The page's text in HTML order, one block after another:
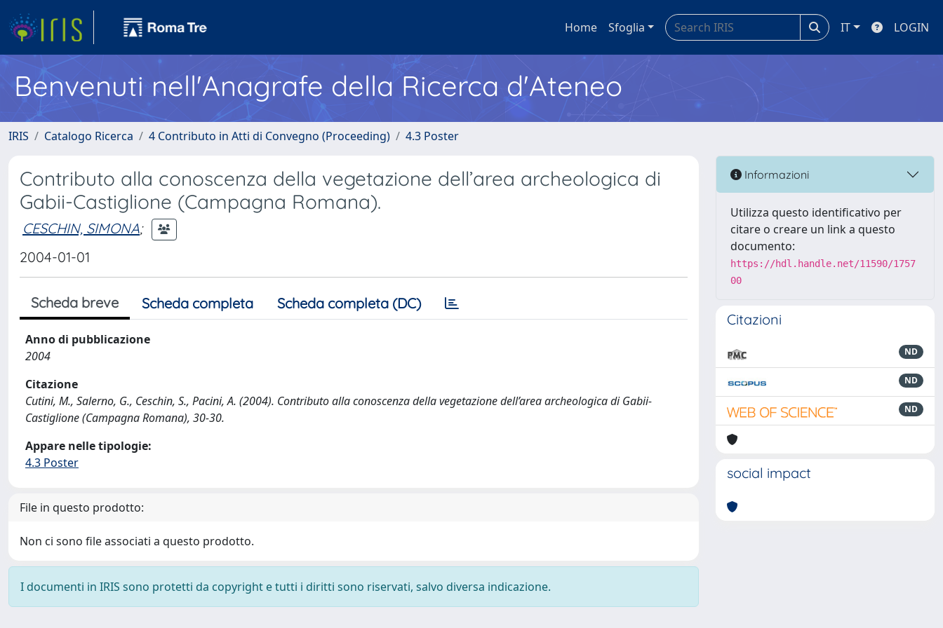
Home Sfoglia IT LOGIN
Benvenuti nell'Anagrafe della Ricerca d'Ateneo
IRIS Catalogo Ricerca 4 Contributo in Atti di Convegno (Proceeding) 4.3 Poster
Contributo alla conoscenza della vegetazione dell’area archeologica di
Gabii-Castiglione (Campagna Romana).
CESCHIN, SIMONA;
2004-01-01
Scheda breve Scheda completa Scheda completa (DC)
Anno di pubblicazione
2004
Citazione
Cutini, M., Salerno, G., Ceschin, S., Pacini, A. (2004). Contributo alla conoscenza della vegetazione dell’area archeologica di Gabii-
Castiglione (Campagna Romana), 30-30.
Appare nelle tipologie:
4.3 Poster
File in questo prodotto:
Non ci sono file associati a questo prodotto.
I documenti in IRIS sono protetti da copyright e tutti i diritti sono riservati, salvo diversa indicazione.
Informazioni
Utilizza questo identificativo per
citare o creare un link a questo
documento:
https://hdl.handle.net/11590/1757
00
Citazioni
ND
ND
ND
social impact